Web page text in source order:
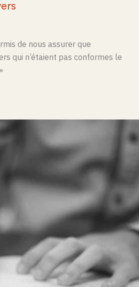
de nous assurer que
qui n’étaient pas conformes le